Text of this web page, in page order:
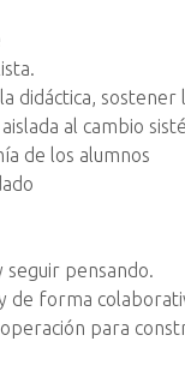
didáctica, sostener
al cambio
de los alumnos
pensando.
de forma
para